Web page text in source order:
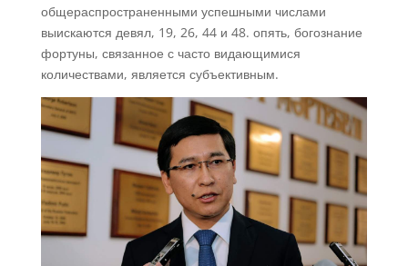
общераспространенными успешными числами
выискаются девял, 19, 26, 44 и 48. опять, богознание
фортуны, связанное с часто видающимися
количествами, является субъективным.